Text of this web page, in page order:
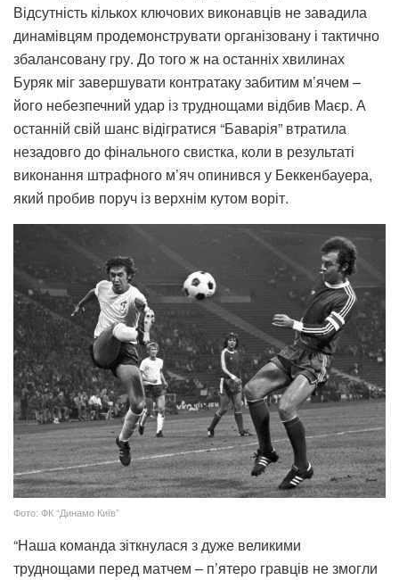
Відсутність кількох ключових виконавців не завадила
динамівцям продемонструвати організовану і тактично
збалансовану гру. До того ж на останніх хвилинах
Буряк міг завершувати контратаку забитим м’ячем –
його небезпечний удар із труднощами відбив Маєр. А
останній свій шанс відігратися “Баварія” втратила
незадовго до фінального свистка, коли в результаті
виконання штрафного м’яч опинився у Беккенбауера,
який пробив поруч із верхнім кутом воріт.
Фото: ФК “Динамо Київ”
“Наша команда зіткнулася з дуже великими
труднощами перед матчем – п’ятеро гравців не змогли